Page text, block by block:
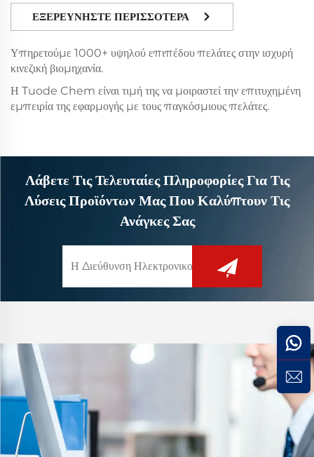
ΕΞΕΡΕΥΝΗΣΤΕ ΠΕΡΙΣΣΟΤΕΡΑ
Υπηρετούμε 1000+ υψηλού επιπέδου πελάτες στην ισχυρή
κινεζική βιομηχανία.
Η Tuode Chem είναι τιμή της να μοιραστεί την επιτυχημένη
εμπειρία της εφαρμογής με τους παγκόσμιους πελάτες.
Λάβετε Τις Τελευταίες Πληροφορίες Για Τις
Λύσεις Προϊόντων Μας Που Καλύπτουν Τις
Ανάγκες Σας